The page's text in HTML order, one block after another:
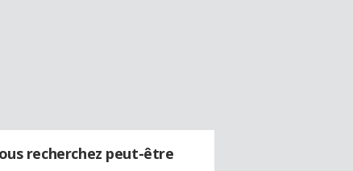
recherchez peut-être